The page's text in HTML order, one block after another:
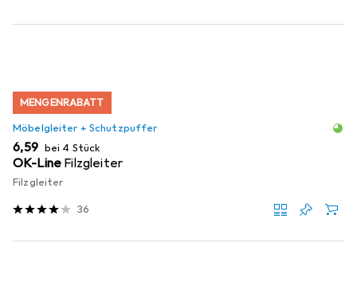
MENGENRABATT
Möbelgleiter + Schutzpuffer
EUR
6,59 bei 4 Stück
OK-Line Filzgleiter
Filzgleiter
36